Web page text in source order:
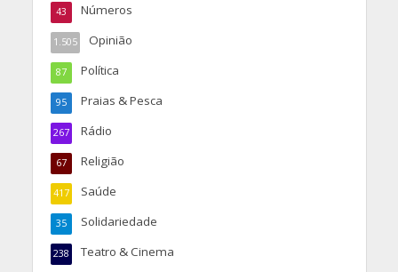
Números
43
Opinião
1.505
Política
87
Praias & Pesca
95
Rádio
267
Religião
67
Saúde
417
Solidariedade
35
Teatro & Cinema
238